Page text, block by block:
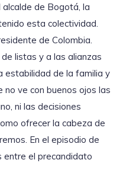
alcalde de Bogotá, la
esta colectividad.
de Colombia.
listas y a las alianzas
estabilidad de la familia y
no ve con buenos ojos las
ni las decisiones
ofrecer la cabeza de
En el episodio de
entre el precandidato